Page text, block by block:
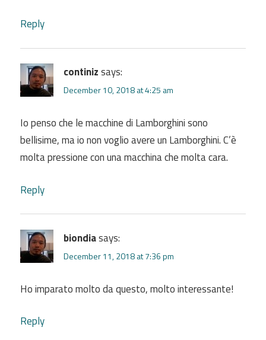
Reply
continizsays:
December 10, 2018 at 4:25 am
Io penso che le macchine di Lamborghini sono
bellisime, ma io non voglio avere un Lamborghini. C’è
molta pressione con una macchina che molta cara.
Reply
biondiasays:
December 11, 2018 at 7:36 pm
Ho imparato molto da questo, molto interessante!
Reply